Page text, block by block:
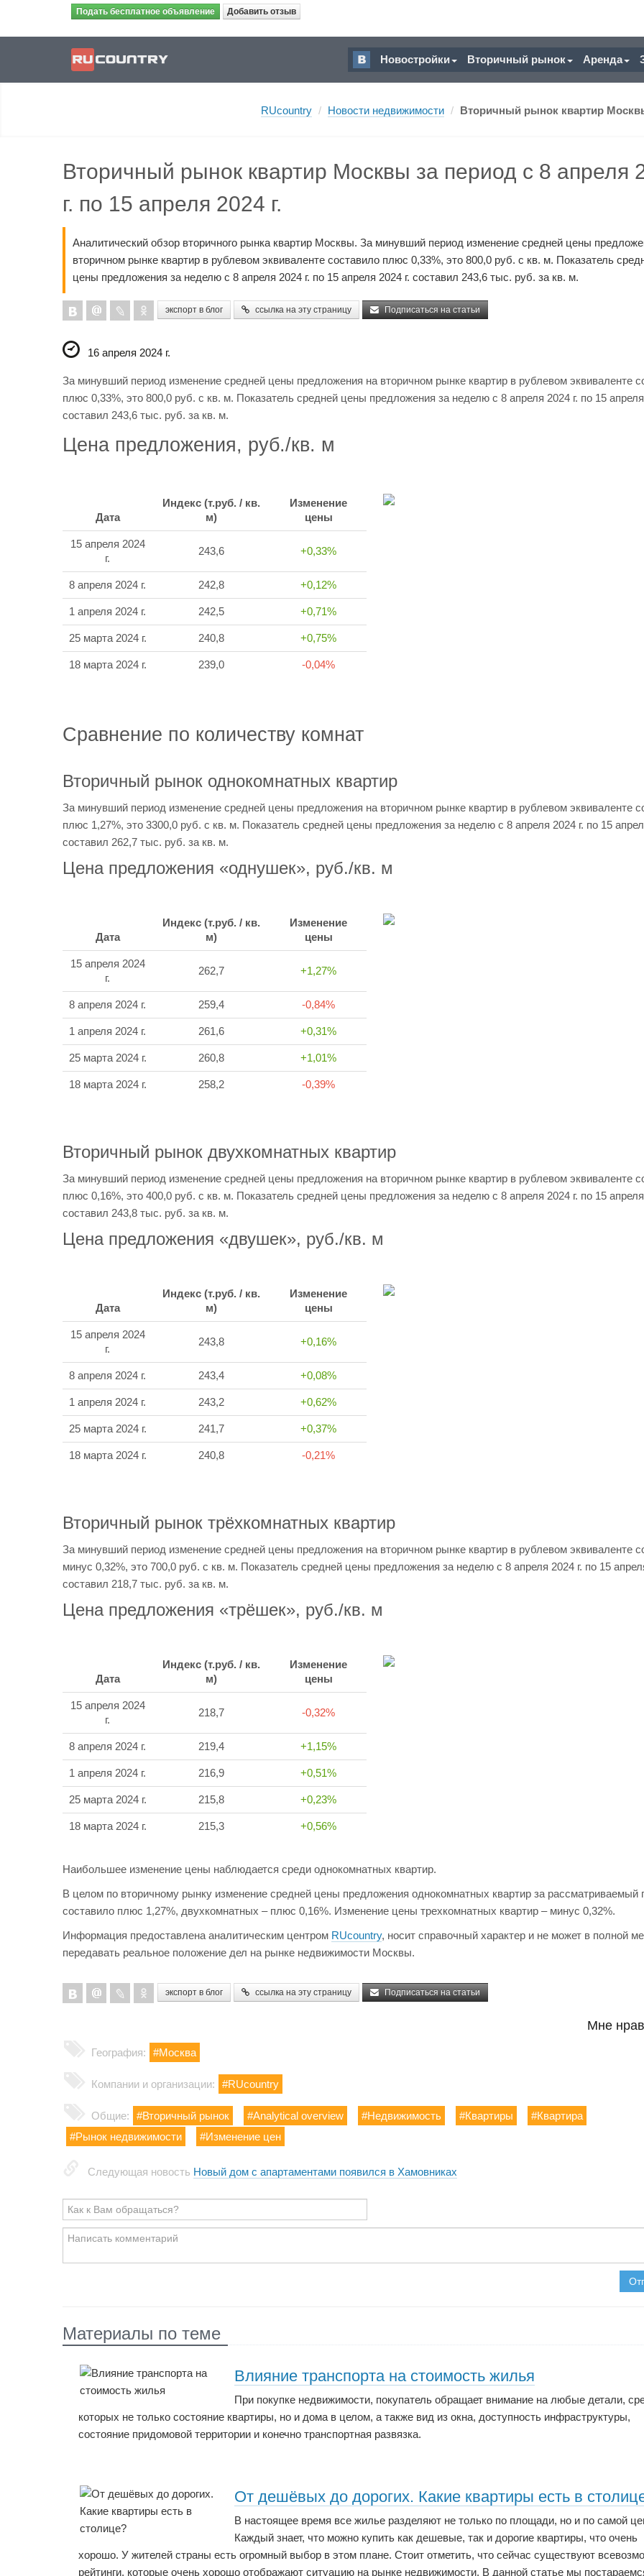
Подать бесплатное объявление Добавить отзыв
Новостройки Вторичный рынок Аренда
RUcountry / Новости недвижимости / Вторичный рынок квартир Москвы
Вторичный рынок квартир Москвы за период с 8 апреля
г. по 15 апреля 2024 г.
Аналитический обзор вторичного рынка квартир Москвы. За минувший период изменение средней цены
вторичном рынке квартир в рублевом эквиваленте составило плюс 0,33%, это 800,0 руб. с кв. м. Показатель
цены предложения за неделю с 8 апреля 2024 г. по 15 апреля 2024 г. составил 243,6 тыс. руб. за кв. м.
экспорт в блог ссылка на эту страницу Подписаться на статьи
16 апреля 2024 г.
За минувший период изменение средней цены предложения на вторичном рынке квартир в рублевом эквиваленте
плюс 0,33%, это 800,0 руб. с кв. м. Показатель средней цены предложения за неделю с 8 апреля 2024 г. по 15 апреля
составил 243,6 тыс. руб. за кв. м.
Цена предложения, руб./кв. м
Дата
Индекс (т.руб. / кв.
м)
Изменение
цены
15 апреля 2024
г.
243,6 +0,33%
8 апреля 2024 г. 242,8 +0,12%
1 апреля 2024 г. 242,5 +0,71%
25 марта 2024 г. 240,8 +0,75%
18 марта 2024 г. 239,0 -0,04%
Сравнение по количеству комнат
Вторичный рынок однокомнатных квартир
За минувший период изменение средней цены предложения на вторичном рынке квартир в рублевом эквиваленте
плюс 1,27%, это 3300,0 руб. с кв. м. Показатель средней цены предложения за неделю с 8 апреля 2024 г. по 15
составил 262,7 тыс. руб. за кв. м.
Цена предложения «однушек», руб./кв. м
Дата
Индекс (т.руб. / кв.
м)
Изменение
цены
15 апреля 2024
г.
262,7 +1,27%
8 апреля 2024 г. 259,4 -0,84%
1 апреля 2024 г. 261,6 +0,31%
25 марта 2024 г. 260,8 +1,01%
18 марта 2024 г. 258,2 -0,39%
Вторичный рынок двухкомнатных квартир
За минувший период изменение средней цены предложения на вторичном рынке квартир в рублевом эквиваленте
плюс 0,16%, это 400,0 руб. с кв. м. Показатель средней цены предложения за неделю с 8 апреля 2024 г. по 15 апреля
составил 243,8 тыс. руб. за кв. м.
Цена предложения «двушек», руб./кв. м
Дата
Индекс (т.руб. / кв.
м)
Изменение
цены
15 апреля 2024
г.
243,8 +0,16%
8 апреля 2024 г. 243,4 +0,08%
1 апреля 2024 г. 243,2 +0,62%
25 марта 2024 г. 241,7 +0,37%
18 марта 2024 г. 240,8 -0,21%
Вторичный рынок трёхкомнатных квартир
За минувший период изменение средней цены предложения на вторичном рынке квартир в рублевом эквиваленте
минус 0,32%, это 700,0 руб. с кв. м. Показатель средней цены предложения за неделю с 8 апреля 2024 г. по 15
составил 218,7 тыс. руб. за кв. м.
Цена предложения «трёшек», руб./кв. м
Дата
Индекс (т.руб. / кв.
м)
Изменение
цены
15 апреля 2024
г.
218,7 -0,32%
8 апреля 2024 г. 219,4 +1,15%
1 апреля 2024 г. 216,9 +0,51%
25 марта 2024 г. 215,8 +0,23%
18 марта 2024 г. 215,3 +0,56%
Наибольшее изменение цены наблюдается среди однокомнатных квартир.
В целом по вторичному рынку изменение средней цены предложения однокомнатных квартир за рассматриваемый
составило плюс 1,27%, двухкомнатных – плюс 0,16%. Изменение цены трехкомнатных квартир – минус 0,32%.
Информация предоставлена аналитическим центром RUcountry, носит справочный характер и не может в полной
передавать реальное положение дел на рынке недвижимости Москвы.
экспорт в блог ссылка на эту страницу Подписаться на статьи
Мне
География: #Москва
Компании и организации: #RUcountry
Общие: #Вторичный рынок #Analytical overview #Недвижимость #Квартиры
#Квартира
#Рынок недвижимости
#Изменение цен
Следующая новость Новый дом с апартаментами появился в Хамовниках
Материалы по теме
Влияние транспорта на стоимость жилья
При покупке недвижимости, покупатель обращает внимание на любые детали,
которых не только состояние квартиры, но и дома в целом, а также вид из окна, доступность инфраструктуры,
состояние придомовой территории и конечно транспортная развязка.
От дешёвых до дорогих. Какие квартиры есть в
В настоящее время все жилье разделяют не только по площади, но и по самой
Каждый знает, что можно купить как дешевые, так и дорогие квартиры, что очень
хорошо. У жителей страны есть огромный выбор в этом плане. Стоит отметить, что сейчас существуют
рейтинги, которые очень хорошо отображают ситуацию на рынке недвижимости. В данной статье мы